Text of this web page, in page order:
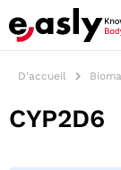
D'accueil
CYP2D6